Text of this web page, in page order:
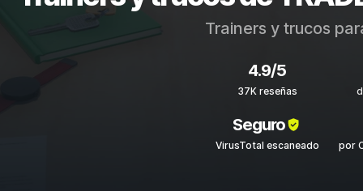
Trainers y trucos
4.9/5
37K reseñas
Seguro
VirusTotal escaneado por